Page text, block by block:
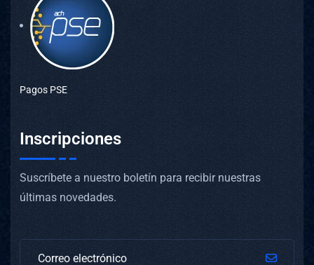
Pagos PSE
Inscripciones
Suscríbete a nuestro boletín para recibir nuestras
últimas novedades.